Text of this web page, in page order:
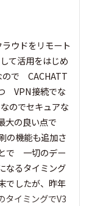
ウドをリモート
て活用をはじめ
ので CACHATT
VPN接続でな
のでセキュアな
大の良い点で
の機能も追加さ
で 一切のデー
なるタイミング
でしたが、昨年
タイミングでV3